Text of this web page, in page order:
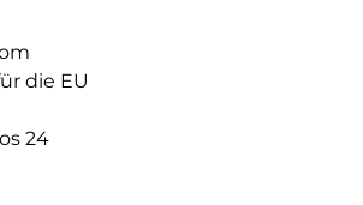
des Rugged Case Grip für
A11+ erhalten die perfekte Bedienbarkeit
lässt sich die Hülle für den
Tablets ganz einfach montieren.
die EU
24